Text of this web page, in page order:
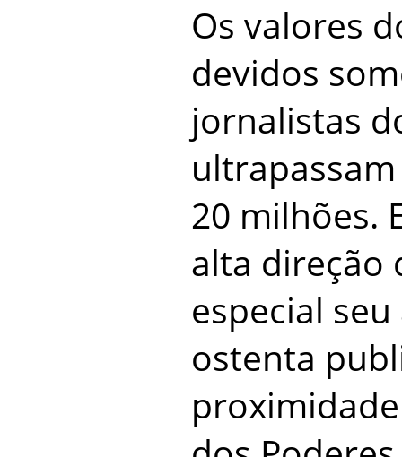
Os valores
devidos
jornalistas
20 milhões.
alta direção
especial
ostenta